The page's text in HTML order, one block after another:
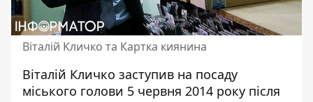
Віталій Кличко та Картка киянина
Віталій Кличко заступив на посаду
міського голови 5 червня 2014 року після